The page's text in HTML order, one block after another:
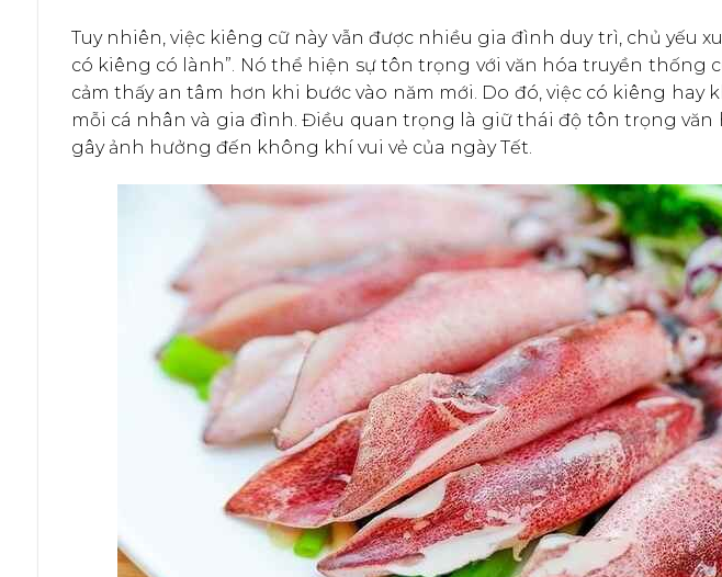
Tuy nhiên, việc kiêng cữ này vẫn được nhiều gia đình duy trì, chủ yếu
có kiêng có lành”. Nó thể hiện sự tôn trọng với văn hóa truyền thống
cảm thấy an tâm hơn khi bước vào năm mới. Do đó, việc có kiêng hay
mỗi cá nhân và gia đình. Điều quan trọng là giữ thái độ tôn trọng
gây ảnh hưởng đến không khí vui vẻ của ngày Tết.